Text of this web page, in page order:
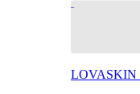
LOVASKIN